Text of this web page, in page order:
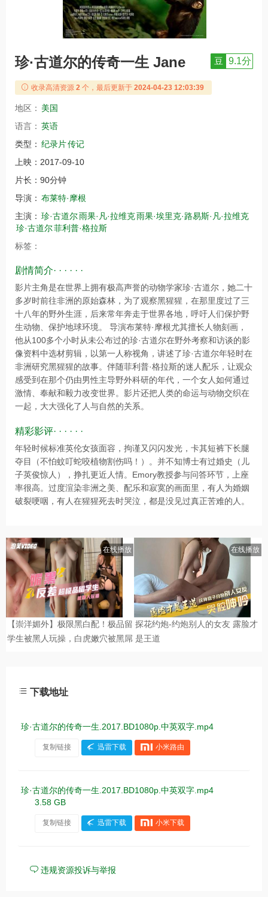
珍·古道尔的传奇一生 Jane 豆 9.1分
收录高清资源 2 个，最后更新于 2024-04-23 12:03:39
地区： 美国
语言： 英语
类型： 纪录片传记
上映： 2017-09-10
片长： 90分钟
导演： 布莱特·摩根
主演： 珍·古道尔雨果·凡·拉维克雨果·埃里克·路易斯·凡·拉维克
珍·古道尔菲利普·格拉斯
标签：
剧情简介· · · · · ·
影片主角是在世界上拥有极高声誉的动物学家珍·古道尔，她二十
多岁时前往非洲的原始森林，为了观察黑猩猩，在那里度过了三
十八年的野外生涯，后来常年奔走于世界各地，呼吁人们保护野
生动物、保护地球环境。 导演布莱特·摩根尤其擅长人物刻画，
他从100多个小时从未公布过的珍·古道尔在野外考察和访谈的影
像资料中选材剪辑，以第一人称视角，讲述了珍·古道尔年轻时在
非洲研究黑猩猩的故事。伴随菲利普·格拉斯的迷人配乐，让观众
感受到在那个仍由男性主导野外科研的年代，一个女人如何通过
激情、奉献和毅力改变世界。影片还把人类的命运与动物交织在
一起，大大强化了人与自然的关系。
精彩影评· · · · · ·
年轻时候标准英伦女孩面容，拘谨又闪闪发光，卡其短裤下长腿
夺目（不怕蚊叮蛇咬植物割伤吗！）。并不知博士有过婚史（儿
子英俊惊人），挣扎更近人情。Emory教授参与问答环节，上座
率很高。过度渲染非洲之美、配乐和寂寞的画面里，有人为婚姻
破裂哽咽，有人在猩猩死去时哭泣，都是没见过真正苦难的人。
下载地址
珍·古道尔的传奇一生.2017.BD1080p.中英双字.mp4
复制链接 迅雷下载 小米路由
珍·古道尔的传奇一生.2017.BD1080p.中英双字.mp4
3.58 GB
复制链接 迅雷下载 小米下载
违规资源投诉与举报